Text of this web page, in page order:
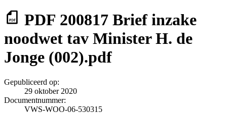
PDF 200817 Brief inzake
noodwet tav Minister H. de
Jonge (002).pdf
Gepubliceerd op:
29 oktober 2020
Documentnummer:
VWS-WOO-06-530315